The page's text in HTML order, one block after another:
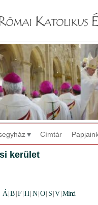
Címtár
kerület
Á |B F |H N |O S V |Mind